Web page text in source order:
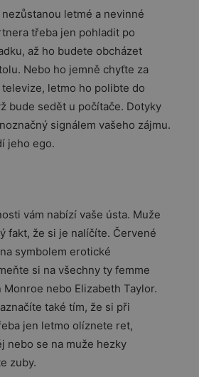
letmé a nevinné
třeba jen pohladit po
až ho budete obcházet
Nebo ho jemně chyťte za
letmo ho polibte do
bude sedět u počítače. Dotyky
signálem vašeho zájmu.
jeho ego.
vám nabízí vaše ústa. Muže
fakt, že si je nalíčíte. Červené
symbolem erotické
si na všechny ty femme
nebo Elizabeth Taylor.
také tím, že si při
jen letmo olíznete ret,
nebo se na muže hezky
zuby.